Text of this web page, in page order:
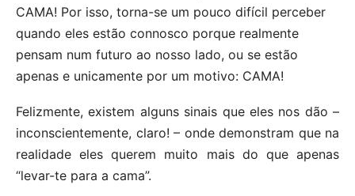
CAMA! Por isso, torna-se um pouco difícil perceber
quando eles estão connosco porque realmente
pensam num futuro ao nosso lado, ou se estão
apenas e unicamente por um motivo: CAMA!
Felizmente, existem alguns sinais que eles nos dão –
inconscientemente, claro! – onde demonstram que na
realidade eles querem muito mais do que apenas
“levar-te para a cama”.